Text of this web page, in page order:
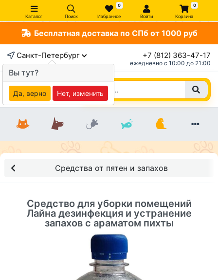
Каталог Поиск
0
Избранное Войти
0
Корзина
Бесплатная доставка по СПб от 1000 руб
Санкт-Петербург +7 (812) 363-47-17
ежедневно c 10:00 до 21:00
Средства от пятен и запахов
Средство для уборки помещений
Лайна дезинфекция и устранение
запахов с араматом пихты
Вы тут?
Да, верно Нет, изменить